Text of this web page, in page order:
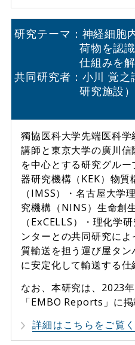
研究テーマ：神経細胞
荷物を認
仕組みを
共同研究者：小川 覚
研究施設）
獨協医科大学先端医科
講師と東京大学の廣川
を中心とする研究グル
器研究機構（KEK）物質
（IMSS）・名古屋大学
究機構（NINS）生命創
（ExCELLS）・理化学
ンターとの共同研究に
質輸送を担う運び屋タ
に安定化して輸送する仕
なお、本研究は、2023
「EMBO Reports」に掲
詳細はこちらをご覧く